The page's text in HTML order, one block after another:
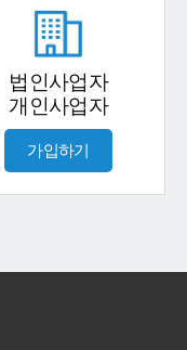
법인사업자
개인사업자
가입하기